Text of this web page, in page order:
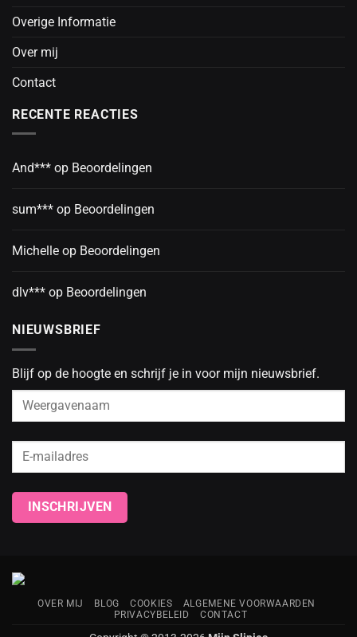
Overige Informatie
Over mij
Contact
RECENTE REACTIES
And*** op Beoordelingen
sum*** op Beoordelingen
Michelle op Beoordelingen
dlv*** op Beoordelingen
NIEUWSBRIEF
Blijf op de hoogte en schrijf je in voor mijn nieuwsbrief.
OVER MIJ BLOG COOKIES
ALGEMENE VOORWAARDEN
PRIVACYBELEID
CONTACT